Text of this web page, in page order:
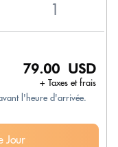
79.00 USD
+ Taxes et frais
l'heure d'arrivée.
Jour